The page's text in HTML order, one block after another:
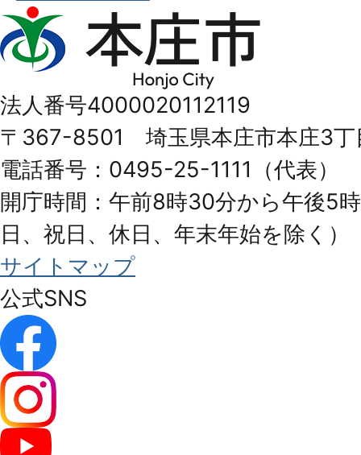
本
庄
Honjo
City
法人番号4000020112119
〒367-8501 埼玉県本庄市本庄3丁
電話番号：0495-25-1111（代表）
開庁時間：午前8時30分から午後5
日、祝日、休日、年末年始を除く）
サイトマップ
公式SNS